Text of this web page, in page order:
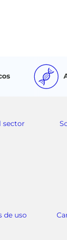
sector
de uso